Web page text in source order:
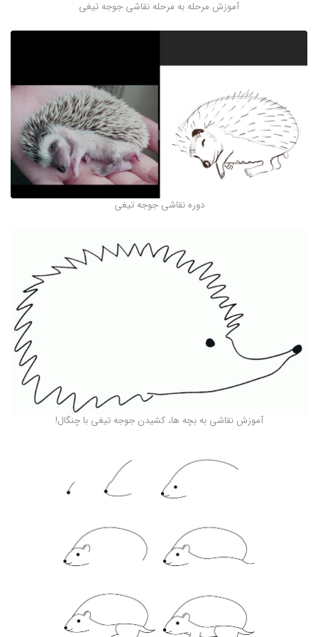
آموزش مرحله به مرحله نقاشی جوجه تیغی
دوره نقاشی جوجه تیغی
آموزش نقاشی به بچه ها، کشیدن جوجه تیغی با چنگال!